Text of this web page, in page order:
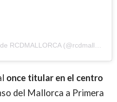
Una publicación compartida de RCDMALLORCA (@rcdmallorcaoficial)
once titular en el centro
del Mallorca a Primera